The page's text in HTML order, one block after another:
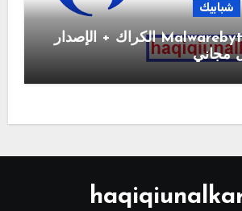
شبابيك
Malwarebytes 5.5.7.255 الكراك + الإصدار
مجاني